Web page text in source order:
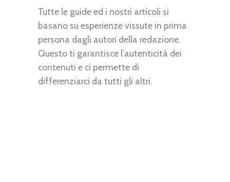
Tutte le guide ed i nostri articoli si
basano su esperienze vissute in prima
persona dagli autori della redazione.
Questo ti garantisce l’autenticità dei
contenuti e ci permette di
differenziarci da tutti gli altri.